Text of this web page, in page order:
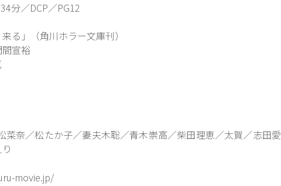
分／DCP／PG12
」（角川ホラー文庫刊）
宣裕
奈／松たか子／妻夫木聡／青木崇高／柴田理恵／太賀／志田愛
movie.jp/